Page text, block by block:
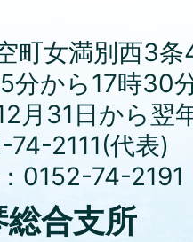
町女満別西3条
分から17時30
月31日から
74-2111(代表)
0152-74-2191
合支所